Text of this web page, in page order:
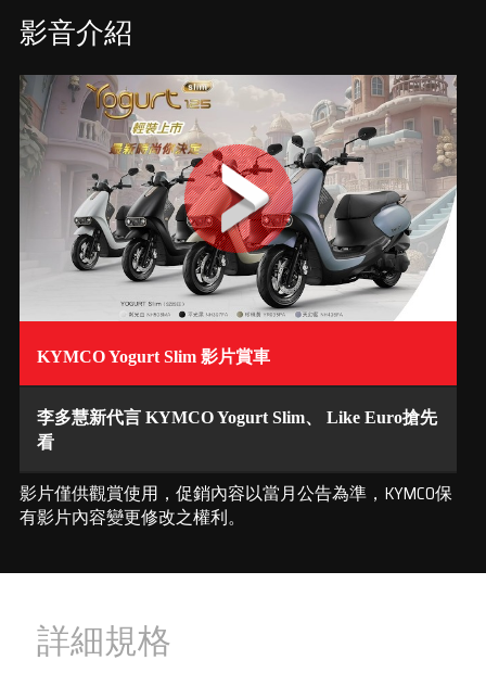
影音介紹
KYMCO Yogurt Slim 影片賞車
李多慧新代言 KYMCO Yogurt Slim、 Like Euro搶先
看
影片僅供觀賞使用，促銷內容以當月公告為準，KYMCO保
有影片內容變更修改之權利。
詳細規格